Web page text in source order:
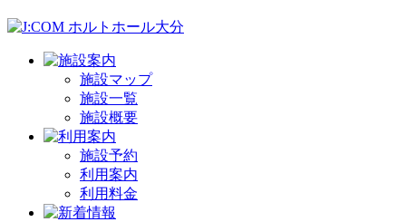
施設マップ
施設一覧
施設概要
施設予約
利用案内
利用料金